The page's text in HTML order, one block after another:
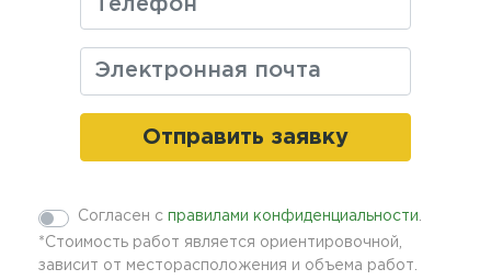
Отправить заявку
comments
*Стоимость работ является ориентировочной,
зависит от месторасположения и объема работ.
Согласен с правилами конфиденциальности